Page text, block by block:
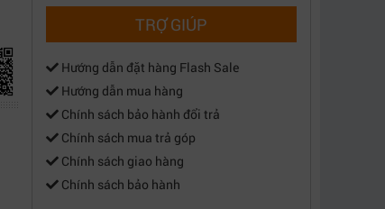
TRỢ GIÚP
Hướng dẫn đặt hàng Flash Sale
Hướng dẫn mua hàng
Chính sách bảo hành đổi trả
Chính sách mua trả góp
Chính sách giao hàng
Chính sách bảo hành